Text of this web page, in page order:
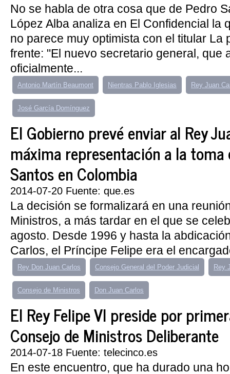
No se habla de otra cosa que de Pedro
López Alba analiza en El Confidencial la
no parece muy optimista con el titular La
frente: "El nuevo secretario general, que
oficialmente...
Antonio Martín Beaumont Nientras Pablo Iglesias Rey Juan
José García Domínguez
El Gobierno prevé enviar al Rey
máxima representación a la toma
Santos en Colombia
2014-07-20 Fuente: que.es
La decisión se formalizará en una
Ministros, a más tardar en el que se
agosto. Desde 1996 y hasta la
Carlos, el Príncipe Felipe era el
Rey Don Juan Carlos Consejo General del Poder Judicial Rey
Consejo de Ministros Don Juan Carlos
El Rey Felipe VI preside por
Consejo de Ministros Deliberante
2014-07-18 Fuente: telecinco.es
En este encuentro, que ha durado una